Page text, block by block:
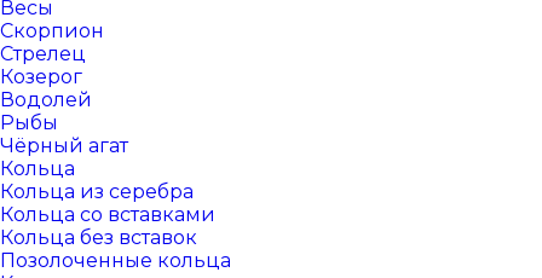
Весы
Скорпион
Стрелец
Козерог
Водолей
Рыбы
Чёрный агат
Кольца
Кольца из серебра
Кольца со вставками
Кольца без вставок
Позолоченные кольца